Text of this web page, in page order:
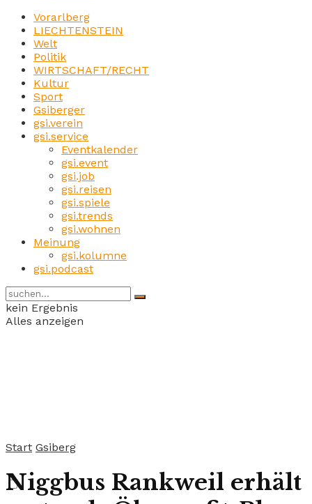
Vorarlberg
LIECHTENSTEIN
Welt
Politik
WIRTSCHAFT/RECHT
Kultur
Sport
Gsiberger
gsi.verein
gsi.service
Eventkalender
gsi.event
gsi.job
gsi.reisen
gsi.spiele
gsi.trends
gsi.wohnen
Meinung
gsi.kolumne
gsi.podcast
kein Ergebnis
Alles anzeigen
Start Gsiberg
Niggbus Rankweil erhält